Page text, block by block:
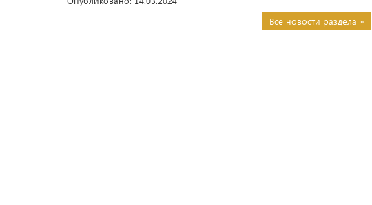
Все новости раздела »